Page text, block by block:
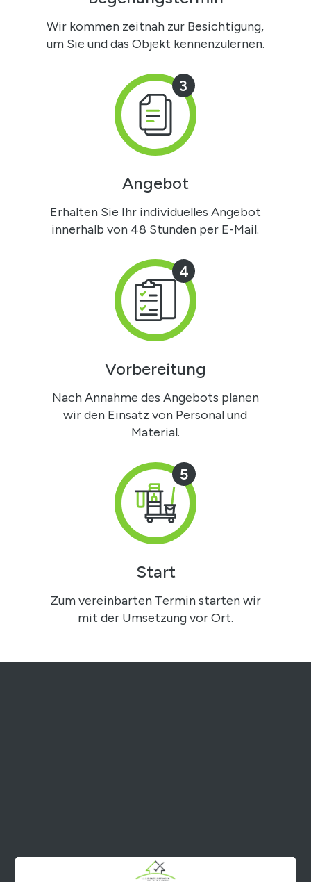
Wir kommen zeitnah zur Besichtigung,
um Sie und das Objekt kennenzulernen.
3
Angebot
Erhalten Sie Ihr individuelles Angebot
innerhalb von 48 Stunden per E-Mail.
4
Vorbereitung
Nach Annahme des Angebots planen
wir den Einsatz von Personal und
Material.
5
Start
Zum vereinbarten Termin starten wir
mit der Umsetzung vor Ort.